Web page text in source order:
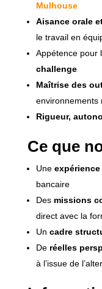
Mulhouse
Aisance orale
le travail en
Appétence pour
challenge
Maîtrise des
environnements
Rigueur,
Ce que
Une
bancaire
Des missions
direct avec la
Un cadre
De réelles
à l’issue de